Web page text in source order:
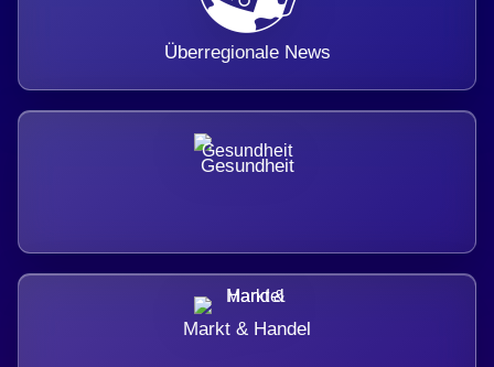
Überregionale News
Gesundheit
Markt & Handel